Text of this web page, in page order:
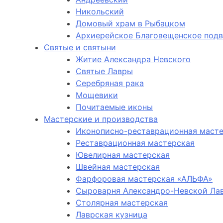
Никольский
Домовый храм в Рыбацком
Архиерейское Благовещенское
Святые и святыни
Житие Александра Невского
Святые Лавры
Серебряная рака
Мощевики
Почитаемые иконы
Мастерские и производства
Иконописно-реставрационная
Реставрационная мастерская
Ювелирная мастерская
Швейная мастерская
Фарфоровая мастерская «АЛЬФА»
Сыроварня Александро-Невской
Столярная мастерская
Лаврская кузница